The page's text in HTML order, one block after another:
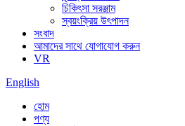
চিকিৎসা সরঞ্জাম
স্বয়ংক্রিয় উৎপাদন
সংবাদ
আমাদের সাথে যোগাযোগ করুন
VR
English
হোম
পণ্য